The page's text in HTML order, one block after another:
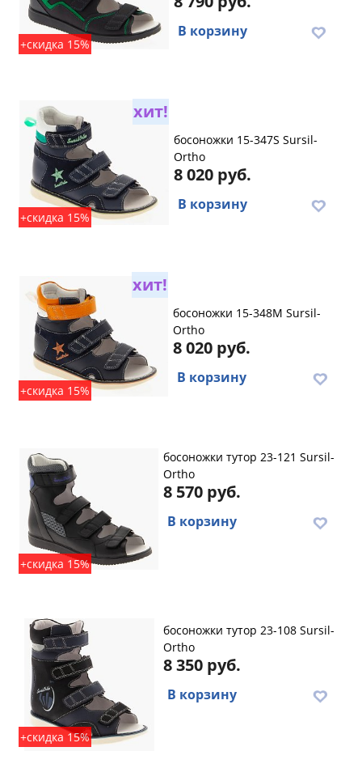
+скидка 15%
В корзину
хит!
+скидка 15%
босоножки 15-347S Sursil-
Ortho
8 020 руб.
В корзину
хит!
+скидка 15%
босоножки 15-348M Sursil-
Ortho
8 020 руб.
В корзину
+скидка 15%
босоножки тутор 23-121 Sursil-
Ortho
8 570 руб.
В корзину
+скидка 15%
босоножки тутор 23-108 Sursil-
Ortho
8 350 руб.
В корзину